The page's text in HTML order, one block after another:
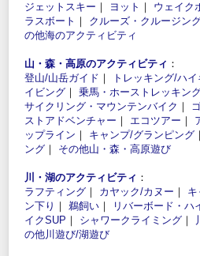
ジェットスキー ｜ ヨット ｜ ウェイク
ラスボート ｜ クルーズ・クルージン
の他海のアクティビティ
山・森・高原のアクティビティ ：
登山/山岳ガイド ｜ トレッキング/ハ
イビング ｜ 乗馬・ホーストレッキン
サイクリング・マウンテンバイク ｜
ストアドベンチャー ｜ エコツアー ｜
ップライン ｜ キャンプ/グランピング
ング ｜ その他山・森・高原遊び
川・湖のアクティビティ ：
ラフティング ｜ カヤック/カヌー ｜
ン下り ｜ 鵜飼い ｜ リバーボード・ハ
イクSUP ｜ シャワークライミング ｜
の他川遊び/湖遊び